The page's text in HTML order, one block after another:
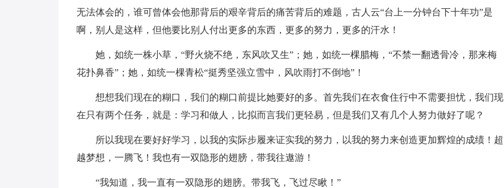
无法体会的，谁可曾体会他那背后的艰辛背后的痛苦背后的难题，古人云“台上一分钟台下十年功”是
啊，别人是这样，但他要比别人付出更多的东西，更多的努力，更多的汗水！
她，如统一株小草，“野火烧不绝，东风吹又生”；她，如统一棵腊梅，“不禁一翻透骨冷，那来梅
花扑鼻香”；她，如统一棵青松“挺秀坚强立雪中，风吹雨打不倒地”！
想想我们现在的糊口，我们的糊口前提比她要好的多。首先我们在衣食住行中不需要担忧，我们现
在只有两个任务，就是：学习和做人，比拟而言我们更轻易，但是我们又有几个人努力做好了呢？
所以我现在要好好学习，以我的实际步履来证实我的努力，以我的努力来创造更加辉煌的成绩！超
越梦想，一腾飞！我也有一双隐形的翅膀，带我往遨游！
“我知道，我一直有一双隐形的翅膀。带我飞，飞过尽瞅！”